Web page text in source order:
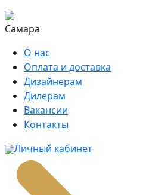
Самара
О нас
Оплата и доставка
Дизайнерам
Дилерам
Вакансии
Контакты
Личный кабинет